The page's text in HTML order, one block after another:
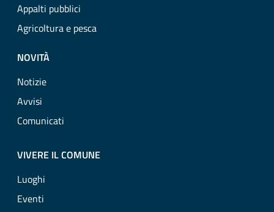
Appalti pubblici
Agricoltura e pesca
NOVITÀ
Notizie
Avvisi
Comunicati
VIVERE IL COMUNE
Luoghi
Eventi